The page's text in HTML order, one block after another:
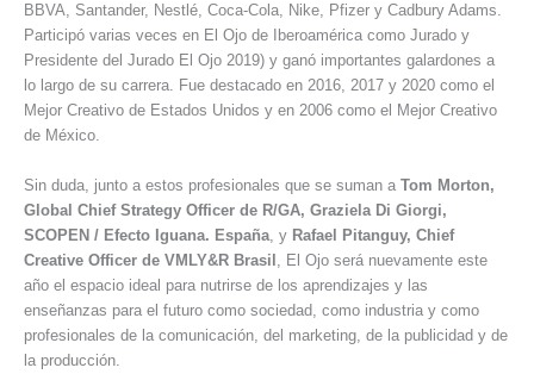
BBVA, Santander, Nestlé, Coca-Cola, Nike, Pfizer y Cadbury Adams.
Participó varias veces en El Ojo de Iberoamérica como Jurado y
Presidente del Jurado El Ojo 2019) y ganó importantes galardones a
lo largo de su carrera. Fue destacado en 2016, 2017 y 2020 como el
Mejor Creativo de Estados Unidos y en 2006 como el Mejor Creativo
de México.
Sin duda, junto a estos profesionales que se suman a Tom Morton,
Global Chief Strategy Officer de R/GA, Graziela Di Giorgi,
SCOPEN / Efecto Iguana. España , y Rafael Pitanguy, Chief
Creative Officer de VMLY&R Brasil
, El Ojo será nuevamente este
año el espacio ideal para nutrirse de los aprendizajes y las
enseñanzas para el futuro como sociedad, como industria y como
profesionales de la comunicación, del marketing, de la publicidad y de
la producción.